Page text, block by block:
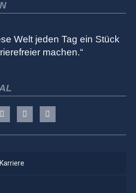
Welt jeden Tag ein Stück
machen.“